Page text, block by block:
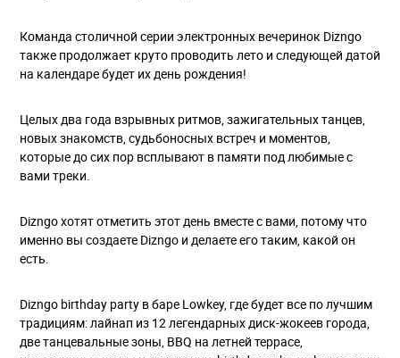
Команда столичной серии электронных вечеринок Dizngo
также продолжает круто проводить лето и следующей датой
на календаре будет их день рождения!
Целых два года взрывных ритмов, зажигательных танцев,
новых знакомств, судьбоносных встреч и моментов,
которые до сих пор всплывают в памяти под любимые с
вами треки.
Dizngo хотят отметить этот день вместе с вами, потому что
именно вы создаете Dizngo и делаете его таким, какой он
есть.
Dizngo birthday party в баре Lowkey, где будет все по лучшим
традициям: лайнап из 12 легендарных диск-жокеев города,
две танцевальные зоны, BBQ на летней террасе,